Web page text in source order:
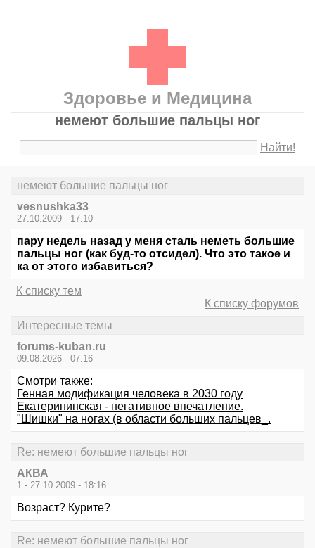
Здоровье и Медицина
немеют большие пальцы ног
Найти!
немеют большие пальцы ног
vesnushka33
27.10.2009 - 17:10
пару недель назад у меня сталь неметь большие
пальцы ног (как буд-то отсидел). Что это такое и
ка от этого избавиться?
К списку тем
К списку форумов
Интересные темы
forums-kuban.ru
09.08.2026 - 07:16
Смотри также:
Генная модификация человека в 2030 году
Екатерининская - негативное впечатление.
"Шишки" на ногах (в области больших пальцев_.
Re: немеют большие пальцы ног
АКВА
1 - 27.10.2009 - 18:16
Возраст? Курите?
Re: немеют большие пальцы ног